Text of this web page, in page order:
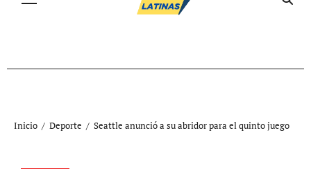
Inicio Deporte Seattle anunció a su abridor para el quinto juego